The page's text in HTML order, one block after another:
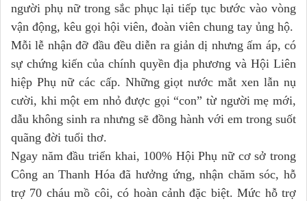
người phụ nữ trong sắc phục lại tiếp tục bước vào vòng
vận động, kêu gọi hội viên, đoàn viên chung tay ủng hộ.
Mỗi lễ nhận đỡ đầu đều diễn ra giản dị nhưng ấm áp, có
sự chứng kiến của chính quyền địa phương và Hội Liên
hiệp Phụ nữ các cấp. Những giọt nước mắt xen lẫn nụ
cười, khi một em nhỏ được gọi “con” từ người mẹ mới,
dẫu không sinh ra nhưng sẽ đồng hành với em trong suốt
quãng đời tuổi thơ.
Ngay năm đầu triển khai, 100% Hội Phụ nữ cơ sở trong
Công an Thanh Hóa đã hưởng ứng, nhận chăm sóc, hỗ
trợ 70 cháu mồ côi, có hoàn cảnh đặc biệt. Mức hỗ trợ